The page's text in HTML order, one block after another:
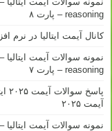
reasoning – پارت ۸
کانال آیمت ایتالیا در نرم
reasoning – پارت ۷
آیمت ۲۰۲۵